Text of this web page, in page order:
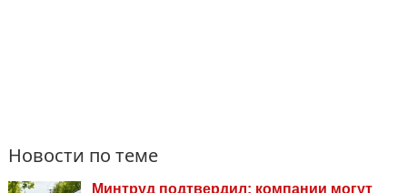
Новости по теме
Минтруд подтвердил: компании могут